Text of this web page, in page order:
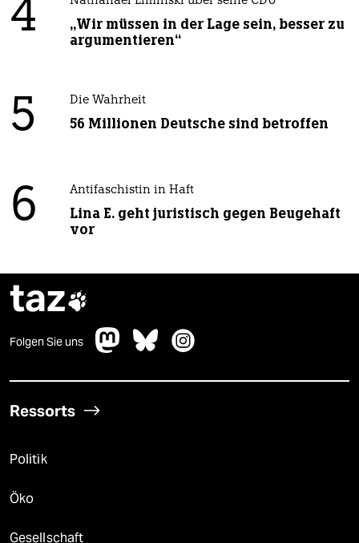
4
„Wir müssen in der Lage sein, besser zu
argumentieren“
5 Die Wahrheit
56 Millionen Deutsche sind betroffen
6 Antifaschistin in Haft
Lina E. geht juristisch gegen Beugehaft
vor
taz
Folgen Sie uns
Ressorts
Politik
Öko
Gesellschaft